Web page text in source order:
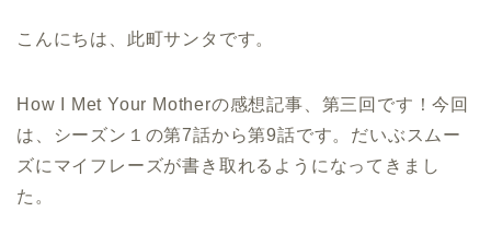
こんにちは、此町サンタです。
How I Met Your Motherの感想記事、第三回です！今回
は、シーズン１の第7話から第9話です。だいぶスムー
ズにマイフレーズが書き取れるようになってきまし
た。